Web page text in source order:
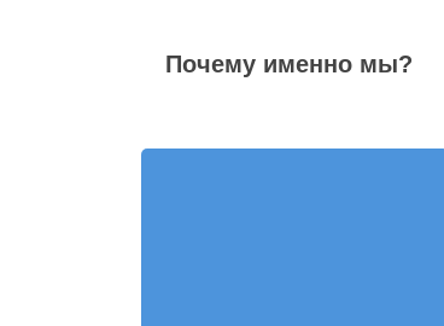
Почему именно мы?